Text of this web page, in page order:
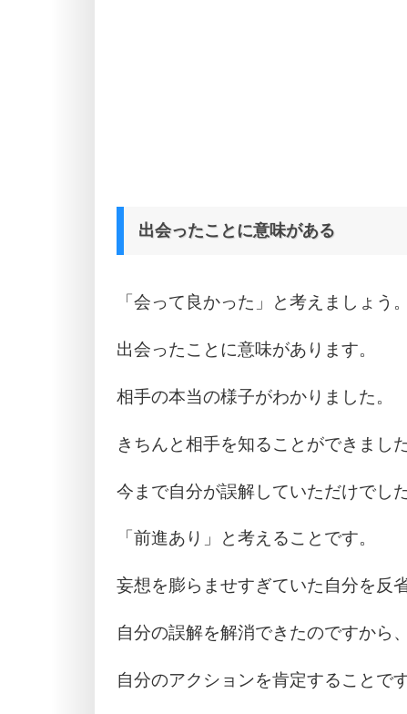
出会ったことに意味がある
「会って良かった」と考えましょう。
出会ったことに意味があります。
相手の本当の様子がわかりました。
きちんと相手を知ることができました
今まで自分が誤解していただけでした
「前進あり」と考えることです。
妄想を膨らませすぎていた自分を反
自分の誤解を解消できたのですから
自分のアクションを肯定することです